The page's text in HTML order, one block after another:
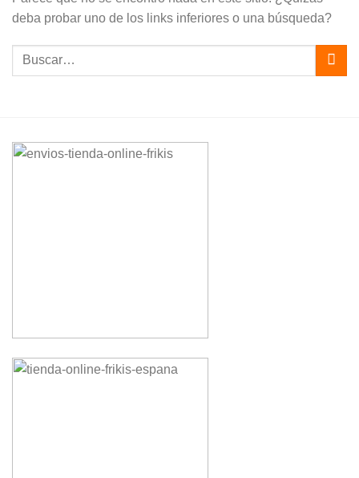
deba probar uno de los links inferiores o una búsqueda?